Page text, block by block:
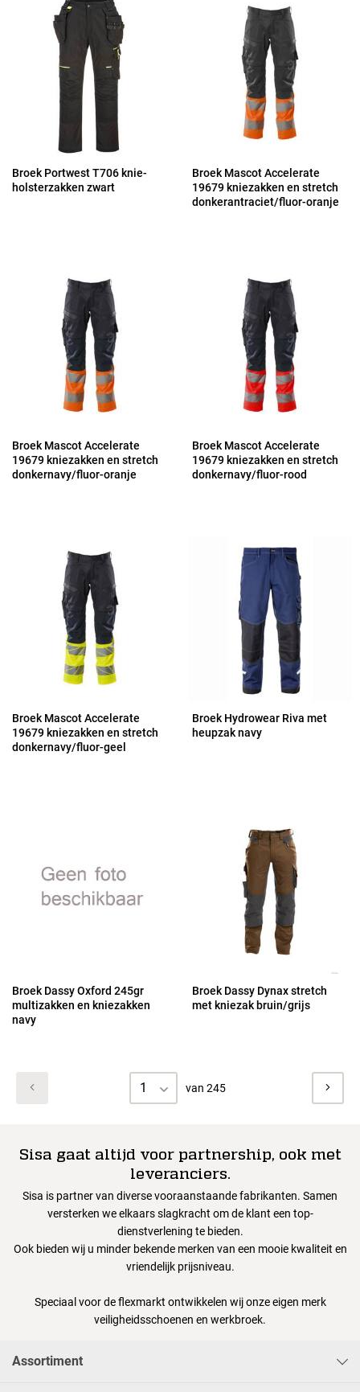
Broek Portwest T706 knie-
holsterzakken zwart
Broek Mascot Accelerate
19679 kniezakken en stretch
donkerantraciet/fluor-oranje
Broek Mascot Accelerate
19679 kniezakken en stretch
donkernavy/fluor-oranje
Broek Mascot Accelerate
19679 kniezakken en stretch
donkernavy/fluor-rood
Broek Mascot Accelerate
19679 kniezakken en stretch
donkernavy/fluor-geel
Broek Hydrowear Riva met
heupzak navy
Broek Dassy Oxford 245gr
multizakken en kniezakken
navy
Broek Dassy Dynax stretch
met kniezak bruin/grijs
1 van 245
Sisa gaat altijd voor partnership, ook met
leveranciers.
Sisa is partner van diverse vooraanstaande fabrikanten. Samen
versterken we elkaars slagkracht om de klant een top-
dienstverlening te bieden.
Ook bieden wij u minder bekende merken van een mooie kwaliteit en
vriendelijk prijsniveau.
Speciaal voor de flexmarkt ontwikkelen wij onze eigen merk
veiligheidsschoenen en werkbroek.
Assortiment